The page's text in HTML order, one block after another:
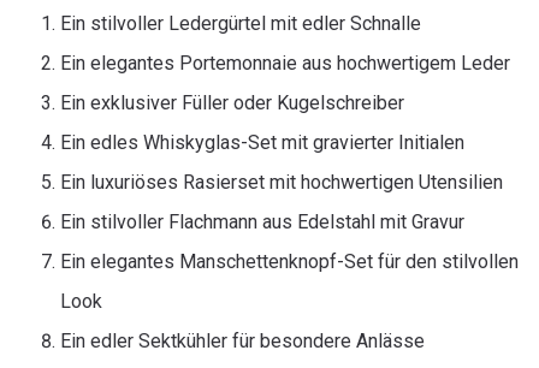
Ein stilvoller Ledergürtel mit edler Schnalle
Ein elegantes Portemonnaie aus hochwertigem Leder
Ein exklusiver Füller oder Kugelschreiber
Ein edles Whiskyglas-Set mit gravierter Initialen
Ein luxuriöses Rasierset mit hochwertigen Utensilien
Ein stilvoller Flachmann aus Edelstahl mit Gravur
Ein elegantes Manschettenknopf-Set für den stilvollen
Look
Ein edler Sektkühler für besondere Anlässe